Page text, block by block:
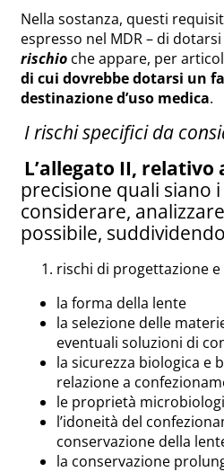
Nella sostanza, questi
espresso nel MDR – di dotarsi
rischio che appare, per
di cui dovrebbe dotarsi un
destinazione d’uso medica.
I rischi specifici da
L’allegato II,
precisione quali siano
considerare,
possibile,
rischi di progettazione
la forma della lente
la selezione delle
eventuali soluzioni di
la sicurezza biologica e
relazione a
le proprietà
l’idoneità del
conservazione della
la conservazione